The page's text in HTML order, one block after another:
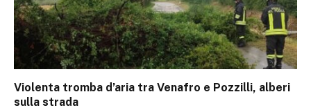
Violenta tromba d’aria tra Venafro e Pozzilli, alberi
sulla strada